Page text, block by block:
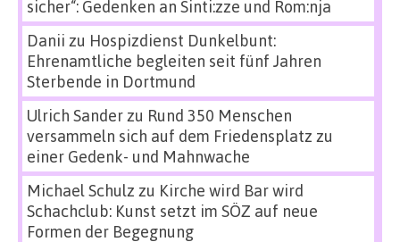
sicher“: Gedenken an Sinti:zze und Rom:nja
Danii zu Hospizdienst Dunkelbunt:
Ehrenamtliche begleiten seit fünf Jahren
Sterbende in Dortmund
Ulrich Sanderzu Rund 350 Menschen
versammeln sich auf dem Friedensplatz zu
einer Gedenk- und Mahnwache
Michael Schulz zu Kirche wird Bar wird
Schachclub: Kunst setzt im SÖZ auf neue
Formen der Begegnung